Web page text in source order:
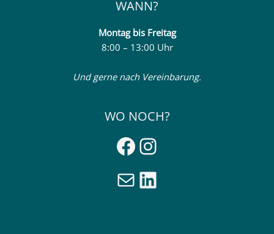
WANN?
Montagbis Freitag
8:00 – 13:00 Uhr
Und gerne nach Vereinbarung.
WO NOCH?
Facebook
Instagram
E-MailLinkedIn